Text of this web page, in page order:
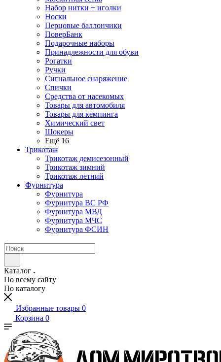
Набор нитки + иголки
Носки
Перцовые баллончики
ПоверБанк
Подарочные наборы
Принадлежности для обуви
Рогатки
Ручки
Сигнальное снаряжение
Спички
Средства от насекомых
Товары для автомобиля
Товары для кемпинга
Химический свет
Шокеры
Ещё 16
Трикотаж
Трикотаж демисезонный
Трикотаж зимний
Трикотаж летний
Фурнитура
Фурнитура
Фурнитура ВС РФ
Фурнитура МВД
Фурнитура МЧС
Фурнитура ФСИН
Каталог
По всему сайту
По каталогу
Избранные товары 0
Корзина 0